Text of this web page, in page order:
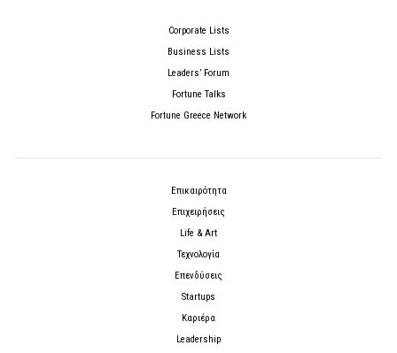
Corporate Lists
Business Lists
Leaders’ Forum
Fortune Talks
Fortune Greece Network
Επικαιρότητα
Επιχειρήσεις
Life & Art
Τεχνολογία
Επενδύσεις
Startups
Καριέρα
Leadership